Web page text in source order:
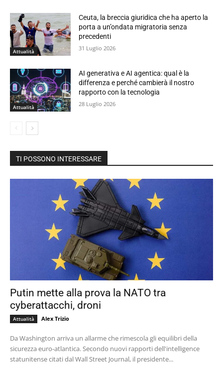
Attualità
Ceuta, la breccia giuridica che ha aperto la
porta a un’ondata migratoria senza
precedenti
31 Luglio 2026
Attualità
AI generativa e AI agentica: qual è la
differenza e perché cambierà il nostro
rapporto con la tecnologia
28 Luglio 2026
TI POSSONO INTERESSARE
Putin mette alla prova la NATO tra
cyberattacchi, droni
Attualità Alex Trizio
Da Washington arriva un allarme che rimescola gli equilibri della
sicurezza euro-atlantica. Secondo nuovi rapporti dell'intelligence
statunitense citati dal Wall Street Journal, il presidente...